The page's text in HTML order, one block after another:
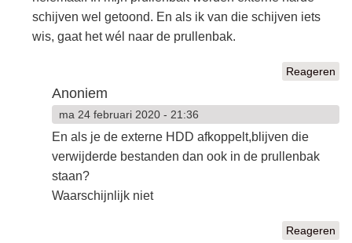
schijven wel getoond. En als ik van die schijven iets
wis, gaat het wél naar de prullenbak.
Reageren
Anoniem
ma 24 februari 2020 - 21:36
En als je de externe HDD afkoppelt,blijven die
verwijderde bestanden dan ook in de prullenbak
staan?
Waarschijnlijk niet
Reageren